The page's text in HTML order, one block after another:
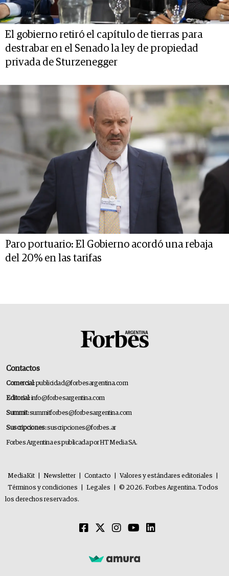
El gobierno retiró el capítulo de tierras para
destrabar en el Senado la ley de propiedad
privada de Sturzenegger
Paro portuario: El Gobierno acordó una rebaja
del 20% en las tarifas
Contactos
Comercial:publicidad@forbesargentina.com
Editorial:info@forbesargentina.com
Summit:summitforbes@forbesargentina.com
Suscripciones:suscripciones@forbes.ar
Forbes Argentina es publicada por HT Media SA.
MediaKit Newsletter Contacto Valores y estándares editoriales
Términos y condiciones
Legales
© 2026. Forbes Argentina. Todos
los derechos reservados.